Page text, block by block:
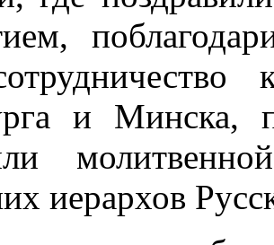
и Минска,
иерархов